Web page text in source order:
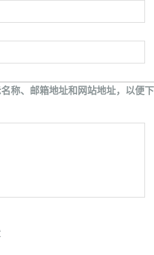
称、邮箱地址和网站地址，以便下